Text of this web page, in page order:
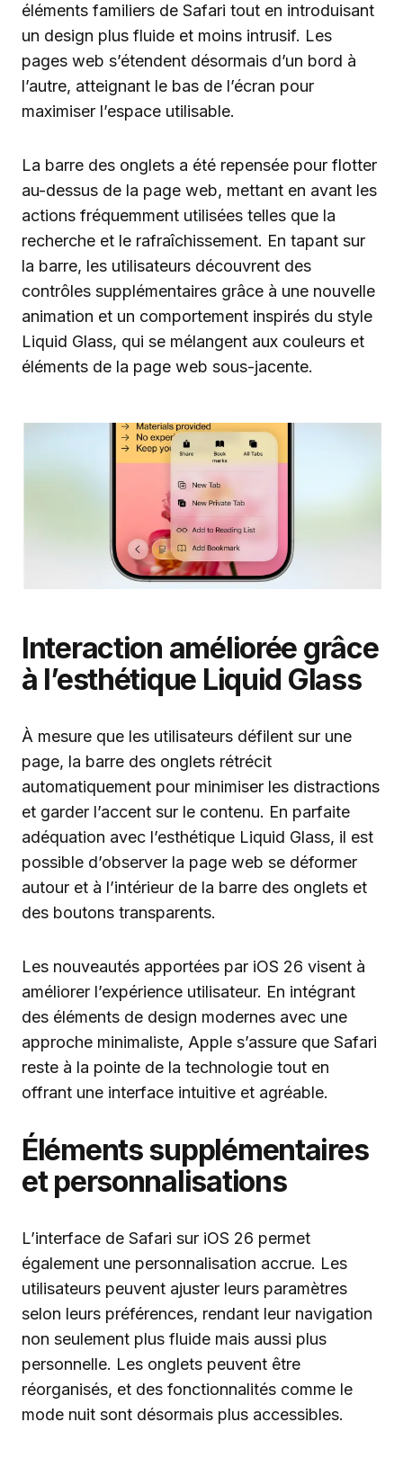
éléments familiers de Safari tout en introduisant
un design plus fluide et moins intrusif. Les
pages web s’étendent désormais d’un bord à
l’autre, atteignant le bas de l’écran pour
maximiser l’espace utilisable.
La barre des onglets a été repensée pour flotter
au-dessus de la page web, mettant en avant les
actions fréquemment utilisées telles que la
recherche et le rafraîchissement. En tapant sur
la barre, les utilisateurs découvrent des
contrôles supplémentaires grâce à une nouvelle
animation et un comportement inspirés du style
Liquid Glass, qui se mélangent aux couleurs et
éléments de la page web sous-jacente.
Interaction améliorée grâce
à l’esthétique Liquid Glass
À mesure que les utilisateurs défilent sur une
page, la barre des onglets rétrécit
automatiquement pour minimiser les distractions
et garder l’accent sur le contenu. En parfaite
adéquation avec l’esthétique Liquid Glass, il est
possible d’observer la page web se déformer
autour et à l’intérieur de la barre des onglets et
des boutons transparents.
Les nouveautés apportées par iOS 26 visent à
améliorer l’expérience utilisateur. En intégrant
des éléments de design modernes avec une
approche minimaliste, Apple s’assure que Safari
reste à la pointe de la technologie tout en
offrant une interface intuitive et agréable.
Éléments supplémentaires
et personnalisations
L’interface de Safari sur iOS 26 permet
également une personnalisation accrue. Les
utilisateurs peuvent ajuster leurs paramètres
selon leurs préférences, rendant leur navigation
non seulement plus fluide mais aussi plus
personnelle. Les onglets peuvent être
réorganisés, et des fonctionnalités comme le
mode nuit sont désormais plus accessibles.